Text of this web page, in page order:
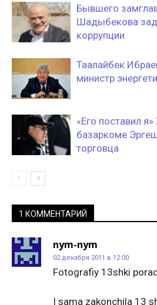
Бывшего
Шадыбекова
коррупции
Таалайбек
министр
«Его поставил
базаркоме
торговца
1 КОММЕНТАРИЙ
nym-nym
02 декабря 2011 в 12:00
Fotografiy 13shki
I sama zakonchila 13